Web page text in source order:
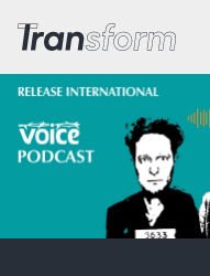
Transform Iran